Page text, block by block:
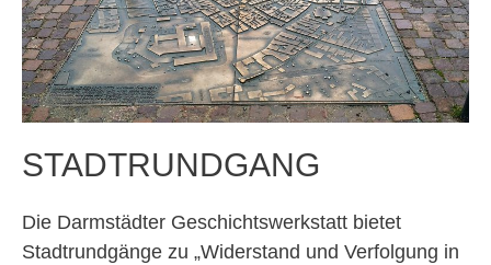
STADTRUNDGANG
Die Darmstädter Geschichtswerkstatt bietet
Stadtrundgänge zu „Widerstand und Verfolgung in